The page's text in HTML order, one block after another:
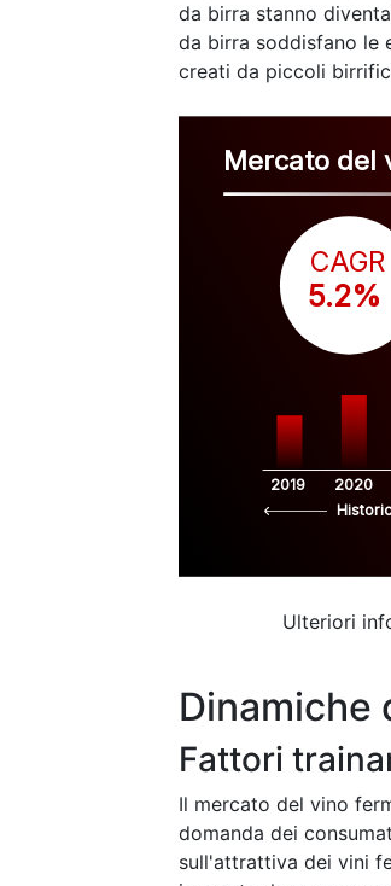
da birra stanno
da birra soddisfano le
creati da piccoli
Mercato del
2019 2020
CAGR
5.2%
Ulteriori
Dinamiche
Fattori
Il mercato del vino
domanda dei
sull'attrattiva dei vini